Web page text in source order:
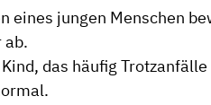
eines jungen Menschen
ab.
das häufig